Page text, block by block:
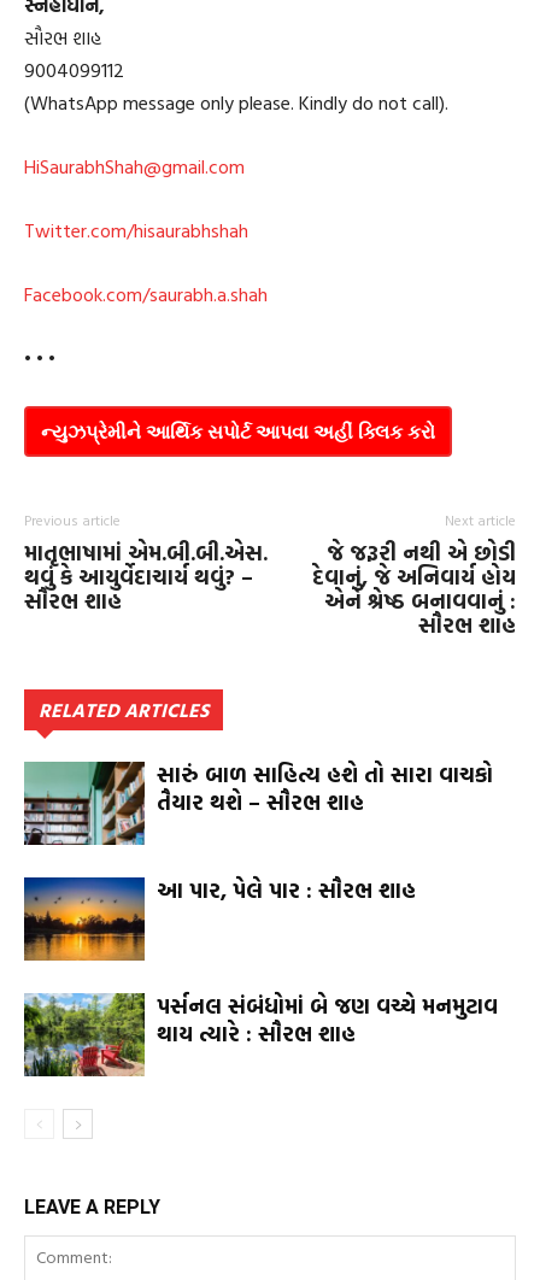
સૌરભ શાહ
9004099112
(WhatsApp message only please. Kindly do not call).
HiSaurabhShah@gmail.com
Twitter.com/hisaurabhshah
Facebook.com/saurabh.a.shah
• • •
ન્યુઝપ્રેમીને આર્થિક સપોર્ટ આપવા અહીં ક્લિક કરો
Previous article
માતૃભાષામાં એમ.બી.બી.એસ.
થવું કે આયુર્વેદાચાર્ય થવું? –
સૌરભ શાહ
Next article
જે જરૂરી નથી એ છોડી
દેવાનું, જે અનિવાર્ય હોય
એને શ્રેષ્ઠ બનાવવાનું :
સૌરભ શાહ
RELATED ARTICLES
સારું બાળ સાહિત્ય હશે તો સારા વાચકો
તૈયાર થશે – સૌરભ શાહ
આ પાર, પેલે પાર : સૌરભ શાહ
પર્સનલ સંબંધોમાં બે જણ વચ્ચે મનમુટાવ
થાય ત્યારે : સૌરભ શાહ
LEAVE A REPLY